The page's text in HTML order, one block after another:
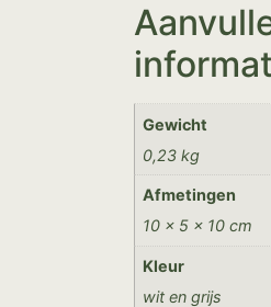
Gewicht
0,23 kg
Afmetingen
10 × 5 × 10 cm
Kleur
wit en grijs